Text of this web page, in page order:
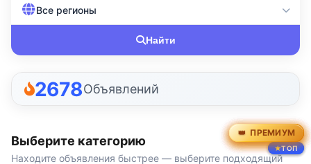
Все регионы
Найти
2678Объявлений
Выберите категорию
Находите объявления быстрее — выберите подходящий
ПРЕМИУМ
ТОП
ПРЕМИУМ
ТОП
ПРЕМИУМ
ТОП
ПРЕМИУМ
ПРЕМИУМ
ПРЕМИУМ